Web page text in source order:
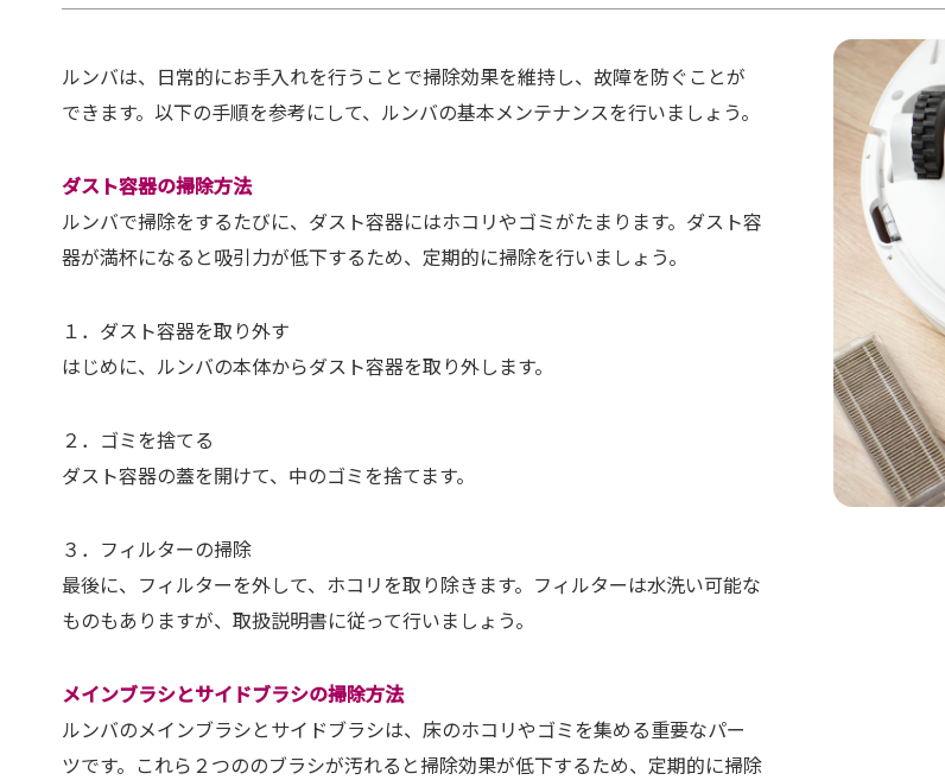
ルンバは、日常的にお手入れを行うことで掃除効果を維持し、故障を防ぐことが
できます。以下の手順を参考にして、ルンバの基本メンテナンスを行いましょう。
ダスト容器の掃除方法
ルンバで掃除をするたびに、ダスト容器にはホコリやゴミがたまります。ダスト容
器が満杯になると吸引力が低下するため、定期的に掃除を行いましょう。
１．ダスト容器を取り外す
はじめに、ルンバの本体からダスト容器を取り外します。
２．ゴミを捨てる
ダスト容器の蓋を開けて、中のゴミを捨てます。
３．フィルターの掃除
最後に、フィルターを外して、ホコリを取り除きます。フィルターは水洗い可能な
ものもありますが、取扱説明書に従って行いましょう。
メインブラシとサイドブラシの掃除方法
ルンバのメインブラシとサイドブラシは、床のホコリやゴミを集める重要なパー
ツです。これら２つののブラシが汚れると掃除効果が低下するため、定期的に掃除